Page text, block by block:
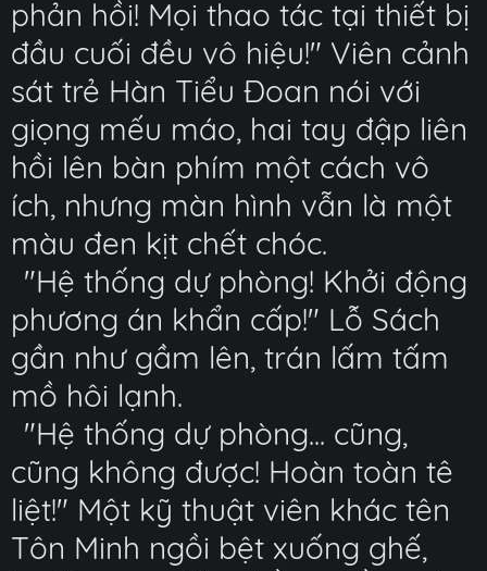
phản hồi! Mọi thao tác tại thiết bị
đầu cuối đều vô hiệu!" Viên cảnh
sát trẻ Hàn Tiểu Đoan nói với
giọng mếu máo, hai tay đập liên
hồi lên bàn phím một cách vô
ích, nhưng màn hình vẫn là một
màu đen kịt chết chóc.
"Hệ thống dự phòng! Khởi động
phương án khẩn cấp!" Lỗ Sách
gần như gầm lên, trán lấm tấm
mồ hôi lạnh.
"Hệ thống dự phòng... cũng,
cũng không được! Hoàn toàn tê
liệt!" Một kỹ thuật viên khác tên
Tôn Minh ngồi bệt xuống ghế,